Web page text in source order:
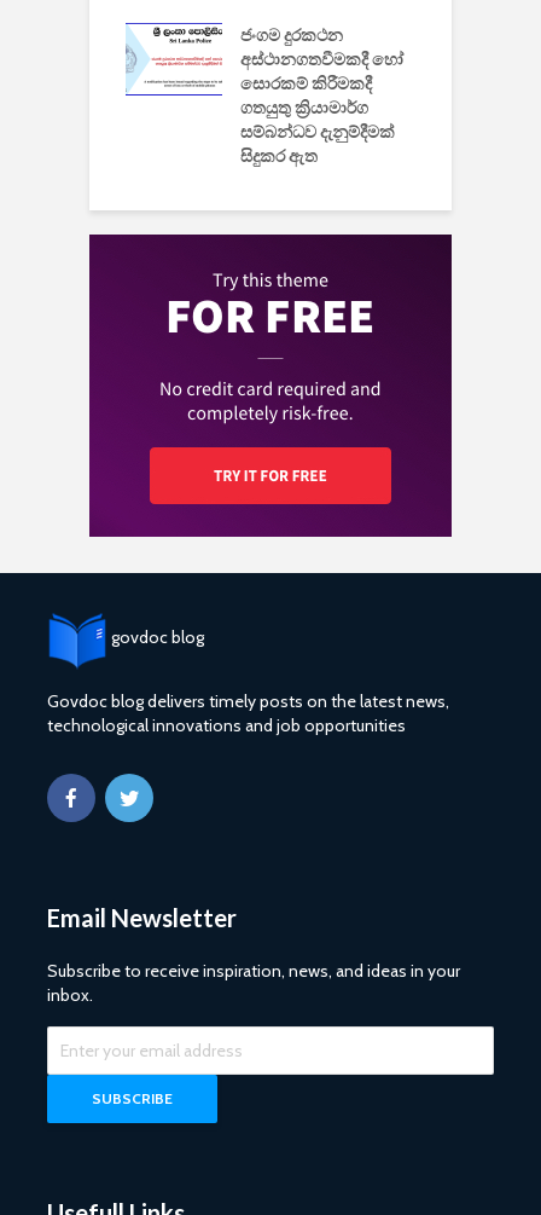
ජංගම දුරකථන
අස්ථානගතවීමකදී හෝ
සොරකම් කිරීමකදී
ගතයුතු ක්‍රියාමාර්ග
සම්බන්ධව දැනුම්දීමක්
සිදුකර ඇත
govdoc blog
Govdoc blog delivers timely posts on the latest news,
technological innovations and job opportunities
Email Newsletter
Subscribe to receive inspiration, news, and ideas in your
inbox.